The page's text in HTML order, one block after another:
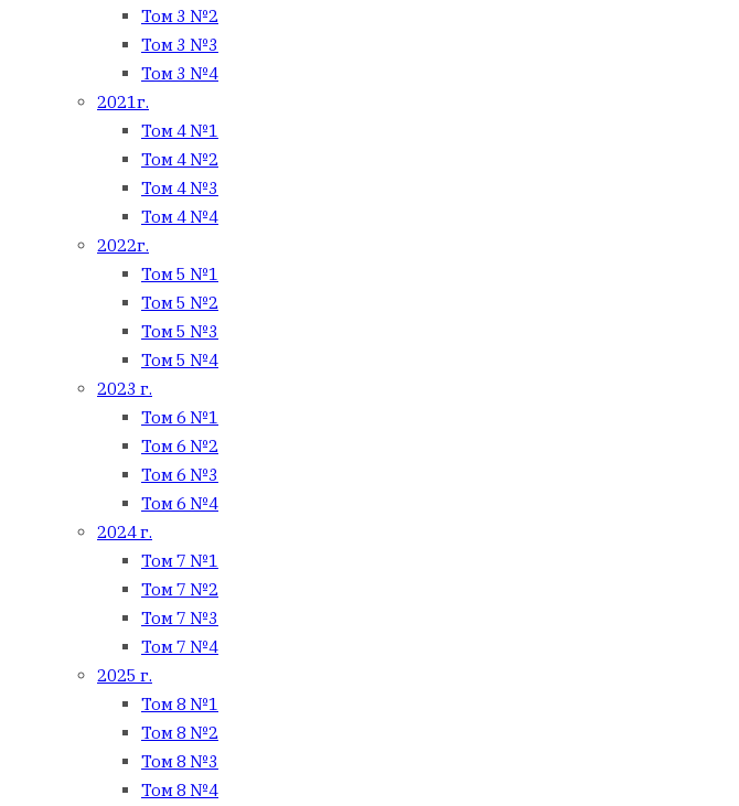
Том 3 №2
Том 3 №3
Том 3 №4
2021г.
Том 4 №1
Том 4 №2
Том 4 №3
Том 4 №4
2022г.
Том 5 №1
Том 5 №2
Том 5 №3
Том 5 №4
2023 г.
Том 6 №1
Том 6 №2
Том 6 №3
Том 6 №4
2024 г.
Том 7 №1
Том 7 №2
Том 7 №3
Том 7 №4
2025 г.
Том 8 №1
Том 8 №2
Том 8 №3
Том 8 №4